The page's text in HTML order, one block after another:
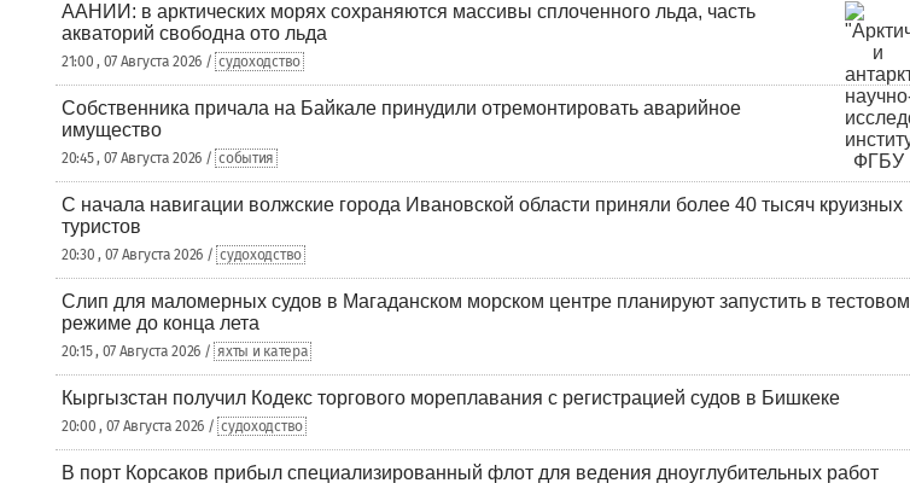
ААНИИ: в арктических морях сохраняются массивы сплоченного льда, часть
акваторий свободна ото льда
21:00 , 07 Августа 2026 / судоходство
Собственника причала на Байкале принудили отремонтировать аварийное
имущество
20:45 , 07 Августа 2026 / события
С начала навигации волжские города Ивановской области приняли более 40 тысяч круизных
туристов
20:30 , 07 Августа 2026 / судоходство
Слип для маломерных судов в Магаданском морском центре планируют запустить в тестовом
режиме до конца лета
20:15 , 07 Августа 2026 / яхты и катера
Кыргызстан получил Кодекс торгового мореплавания с регистрацией судов в Бишкеке
20:00 , 07 Августа 2026 / судоходство
В порт Корсаков прибыл специализированный флот для ведения дноуглубительных работ